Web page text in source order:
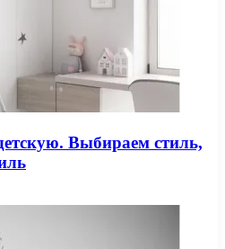
Выбираем стиль,